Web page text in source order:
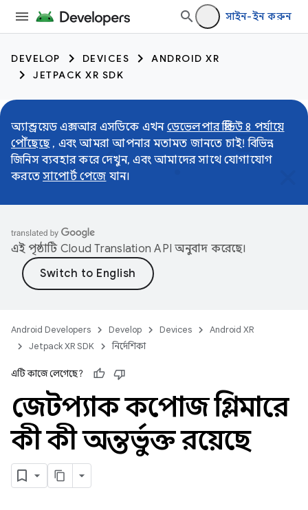
সাইন-ইন করুন
DEVELOP DEVICES
ANDROID XR
JETPACK XR SDK
অ্যান্ড্রয়েড এক্সআর এসডিকে এখন ডেভেলপার প্রিভিউ ৪ পর্যায়ে
পৌঁছেছে, এবং আমরা আপনার মতামত জানতে চাই! বিভিন্ন
জিনিস ব্যবহার করে দেখুন, এবং আমাদের সাথে যোগাযোগ
করতে সাপোর্ট পেজে যান।
এই পৃষ্ঠাটি Cloud Translation API অনুবাদ করেছে।
Android Developers Develop Devices
Android XR
Jetpack XR SDK
নির্দেশিকা
এটি কাজে লেগেছে?
জেটপ্যাক কম্পোজ গ্লিমারে
কী কী অন্তর্ভুক্ত রয়েছে